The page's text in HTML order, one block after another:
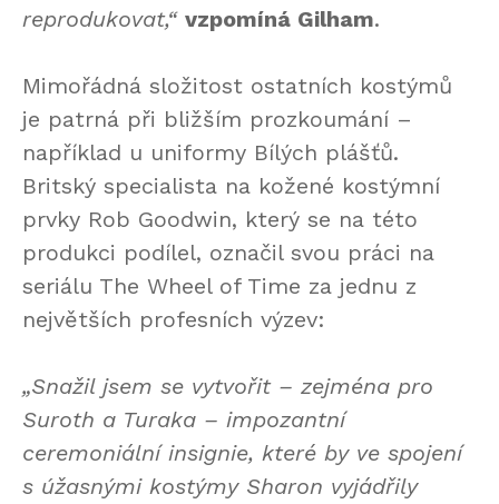
reprodukovat,“ vzpomíná Gilham.
Mimořádná složitost ostatních kostýmů
je patrná při bližším prozkoumání –
například u uniformy Bílých plášťů.
Britský specialista na kožené kostýmní
prvky Rob Goodwin, který se na této
produkci podílel, označil svou práci na
seriálu The Wheel of Time za jednu z
největších profesních výzev:
„Snažil jsem se vytvořit – zejména pro
Suroth a Turaka – impozantní
ceremoniální insignie, které by ve spojení
s úžasnými kostýmy Sharon vyjádřily